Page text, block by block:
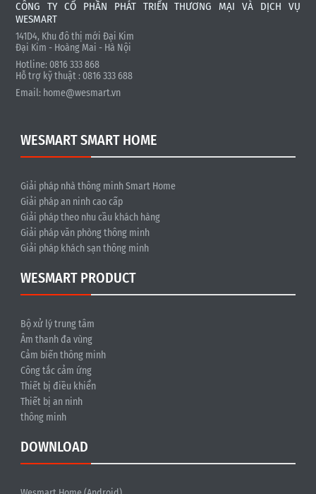
CÔNG TY CỔ PHẦN PHÁT TRIỂN THƯƠNG MẠI VÀ DỊCH VỤ
WESMART
141D4, Khu đô thị mới Đại Kim
Đại Kim - Hoàng Mai - Hà Nội
Hotline: 0816 333 868
Hỗ trợ kỹ thuật : 0816 333 688
WESMART SMART HOME
Giải pháp nhà thông minh Smart Home
Giải pháp an ninh cao cấp
Giải pháp theo nhu cầu khách hàng
Giải pháp văn phòng thông minh
WESMART PRODUCT
Bộ xử lý trung tâm
Âm thanh đa vùng
Cảm biến thông minh
Công tắc cảm ứng
Thiết bị điều khiển
Thiết bị an ninh
DOWNLOAD